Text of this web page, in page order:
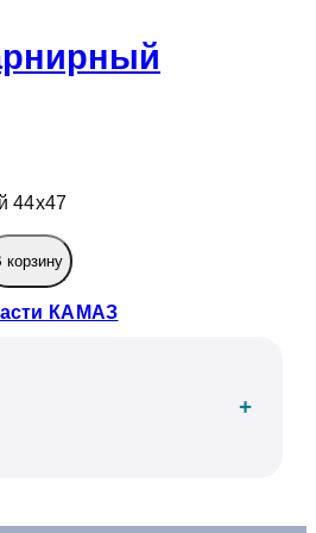
44х47
корзину
КАМАЗ
+